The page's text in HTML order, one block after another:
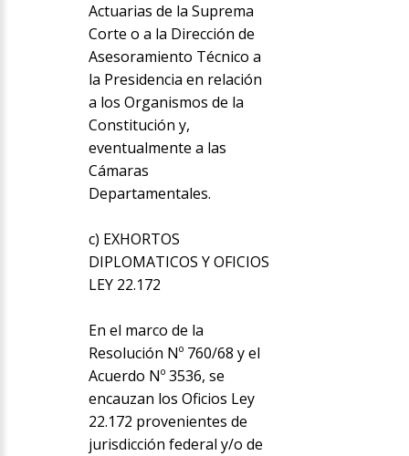
Actuarias de la Suprema
Corte o a la Dirección de
Asesoramiento Técnico a
la Presidencia en relación
a los Organismos de la
Constitución y,
eventualmente a las
Cámaras
Departamentales.
c) EXHORTOS
DIPLOMATICOS Y OFICIOS
LEY 22.172
En el marco de la
Resolución Nº 760/68 y el
Acuerdo Nº 3536, se
encauzan los Oficios Ley
22.172 provenientes de
jurisdicción federal y/o de